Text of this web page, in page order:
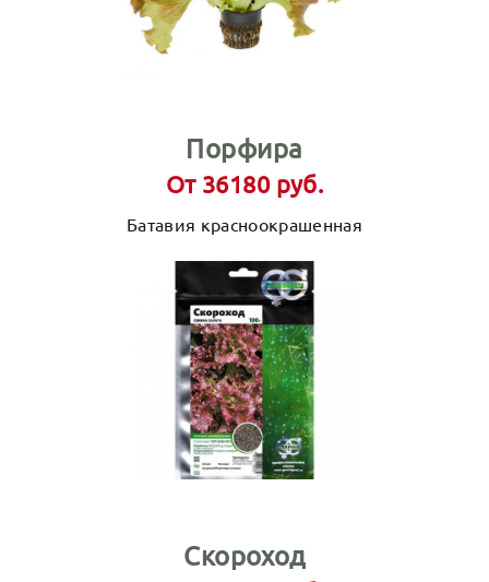
Порфира
От 36180 руб.
Батавия красноокрашенная
Скороход